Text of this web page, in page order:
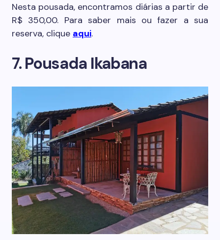
Nesta pousada, encontramos diárias a partir de
R$ 350,00. Para saber mais ou fazer a sua
reserva, clique aqui.
7. Pousada Ikabana